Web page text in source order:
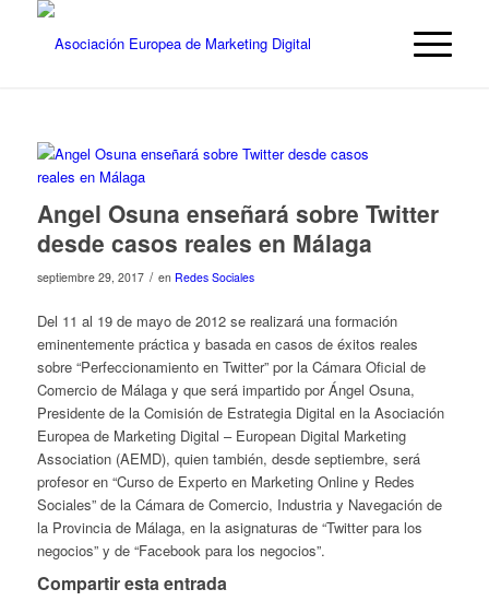
Angel Osuna enseñará sobre Twitter
desde casos reales en Málaga
septiembre 29, 2017 / en Redes Sociales
Del 11 al 19 de mayo de 2012 se realizará una formación
eminentemente práctica y basada en casos de éxitos reales
sobre “Perfeccionamiento en Twitter” por la Cámara Oficial de
Comercio de Málaga y que será impartido porÁngel Osuna,
Presidente de la Comisión de Estrategia Digital en la Asociación
Europea de Marketing Digital – European Digital Marketing
Association (AEMD), quien también, desde septiembre, será
profesor en “Curso de Experto en Marketing Online y Redes
Sociales” de la Cámara de Comercio, Industria y Navegación de
la Provincia de Málaga, en la asignaturas de “Twitter para los
negocios” y de “Facebook para los negocios”.
Compartir esta entrada